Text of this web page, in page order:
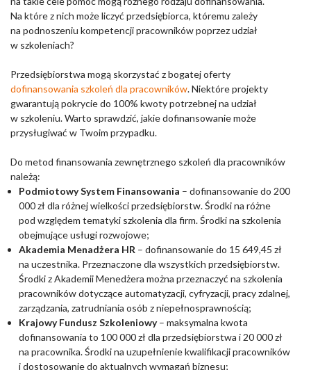
Na które z nich może liczyć przedsiębiorca, któremu zależy
na podnoszeniu kompetencji pracowników poprzez udział
w szkoleniach?
Przedsiębiorstwa mogą skorzystać z bogatej oferty
dofinansowania szkoleń dla pracowników. Niektóre projekty
gwarantują pokrycie do 100% kwoty potrzebnej na udział
w szkoleniu. Warto sprawdzić, jakie dofinansowanie może
przysługiwać w Twoim przypadku.
Do metod finansowania zewnętrznego szkoleń dla pracowników
należą:
Podmiotowy System Finansowania – dofinansowanie do 200
000 zł dla różnej wielkości przedsiębiorstw. Środki na różne
pod względem tematyki szkolenia dla firm. Środki na szkolenia
obejmujące usługi rozwojowe;
Akademia Menadżera HR – dofinansowanie do 15 649,45 zł
na uczestnika. Przeznaczone dla wszystkich przedsiębiorstw.
Środki z Akademii Menedżera można przeznaczyć na szkolenia
pracowników dotyczące automatyzacji, cyfryzacji, pracy zdalnej,
zarządzania, zatrudniania osób z niepełnosprawnością;
Krajowy Fundusz Szkoleniowy– maksymalna kwota
dofinansowania to 100 000 zł dla przedsiębiorstwa i 20 000 zł
na pracownika. Środki na uzupełnienie kwalifikacji pracowników
i dostosowanie do aktualnych wymagań biznesu;